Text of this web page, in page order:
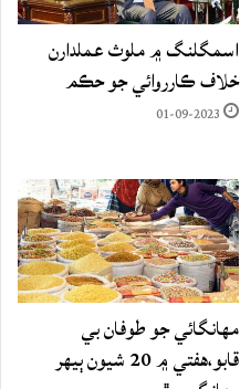
اسمگلنگ ۾ ملوث عملدارن
خلاف ڪارروائي جو حڪم
01-09-2023
مهانگائي جو طوفان بي
قابو،هفتي ۾ 20 شيون ٻيهر